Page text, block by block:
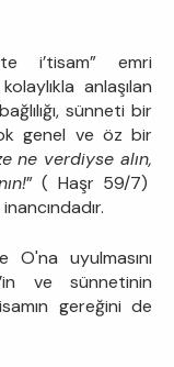
i’tisam” emri
anlaşılan
sünneti bir
genel ve öz bir
ne verdiyse alın,
” ( Haşr 59/7)
O'na uyulmasını
ve sünnetinin
gereğini de